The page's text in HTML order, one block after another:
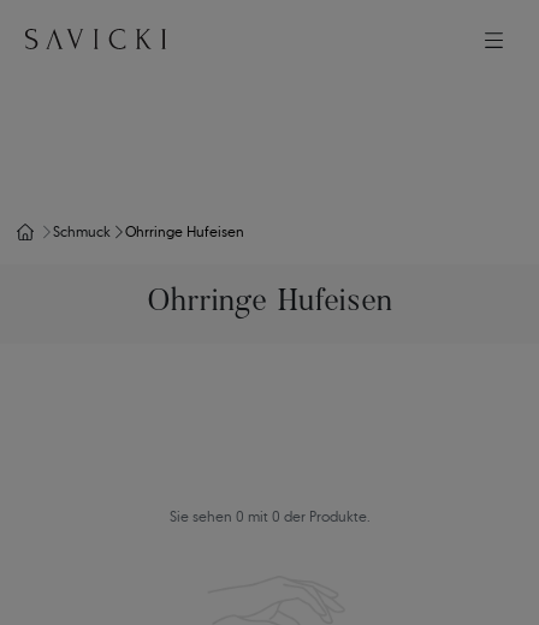
Schmuck Ohrringe Hufeisen
Ohrringe Hufeisen
Sie sehen 0 mit 0 der Produkte.